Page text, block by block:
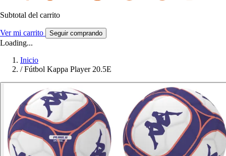
Subtotal del carrito
Ver mi carrito Seguir comprando
Loading...
Inicio
/ Fútbol Kappa Player 20.5E